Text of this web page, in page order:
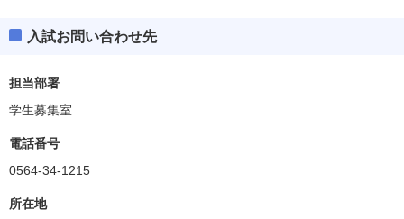
入試お問い合わせ先
担当部署
学生募集室
電話番号
0564-34-1215
所在地